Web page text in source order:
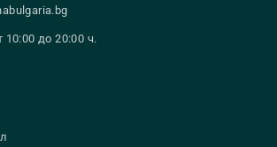
10:00 до 20:00 ч.